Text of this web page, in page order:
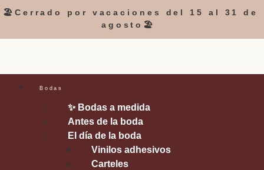
🏖️Cerrado por vacaciones del 15 al 31 de
agosto🏖️
Bodas
✨ Bodas a medida
Antes de la boda
El día de la boda
Vinilos adhesivos
Carteles